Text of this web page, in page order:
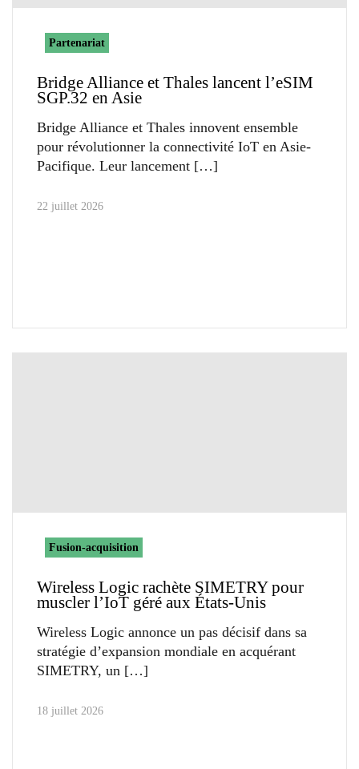
Partenariat
Bridge Alliance et Thales lancent l’eSIM
SGP.32 en Asie
Bridge Alliance et Thales innovent ensemble
pour révolutionner la connectivité IoT en Asie-
Pacifique. Leur lancement
22 juillet 2026
Fusion-acquisition
Wireless Logic rachète SIMETRY pour
muscler l’IoT géré aux États-Unis
Wireless Logic annonce un pas décisif dans sa
stratégie d’expansion mondiale en acquérant
SIMETRY, un
18 juillet 2026